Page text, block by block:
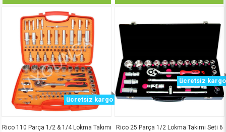
Rico 110 Parça 1/2 & 1/4 Lokma Takımı
ücretsiz kargo
Rico 25 Parça 1/2 Lokma Takımı Seti 6
ücretsiz kargo